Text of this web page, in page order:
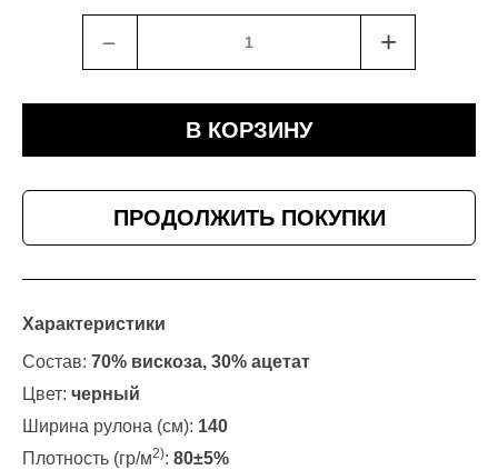
﹣ +
В КОРЗИНУ
ПРОДОЛЖИТЬ ПОКУПКИ
Характеристики
Состав: 70% вискоза, 30% ацетат
Цвет: черный
Ширина рулона (см): 140
Плотность (гр/м2): 80±5%